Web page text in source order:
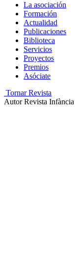
La asociación
Formación
Actualidad
Publicaciones
Biblioteca
Servicios
Proyectos
Premios
Asóciate
Tornar Revista
Autor Revista Infància